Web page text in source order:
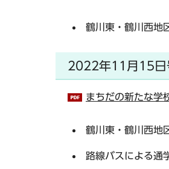
鶴川東・鶴川西地
2022年11月15日
まちだの新たな
鶴川東・鶴川西地
路線バスによる通